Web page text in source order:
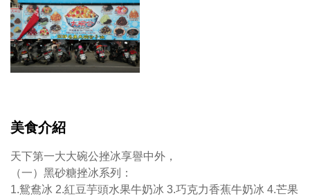
冰
系
列：
1.
日
茶
豆
牛
奶
美食介紹
天下第一大大碗公挫冰享譽中外，
（一）黑砂糖挫冰系列：
1.鴛鴦冰 2.紅豆芋頭水果牛奶冰 3.巧克力香蕉牛奶冰 4.芒果